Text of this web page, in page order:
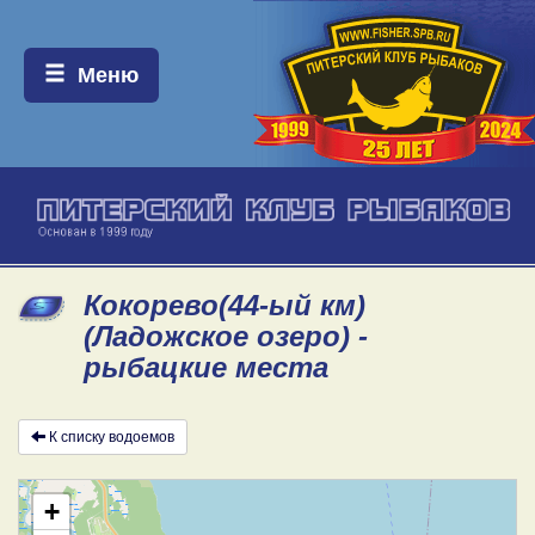
Меню:
Меню
Кокорево(44-ый км)
(Ладожское озеро) -
рыбацкие места
К списку водоемов
+